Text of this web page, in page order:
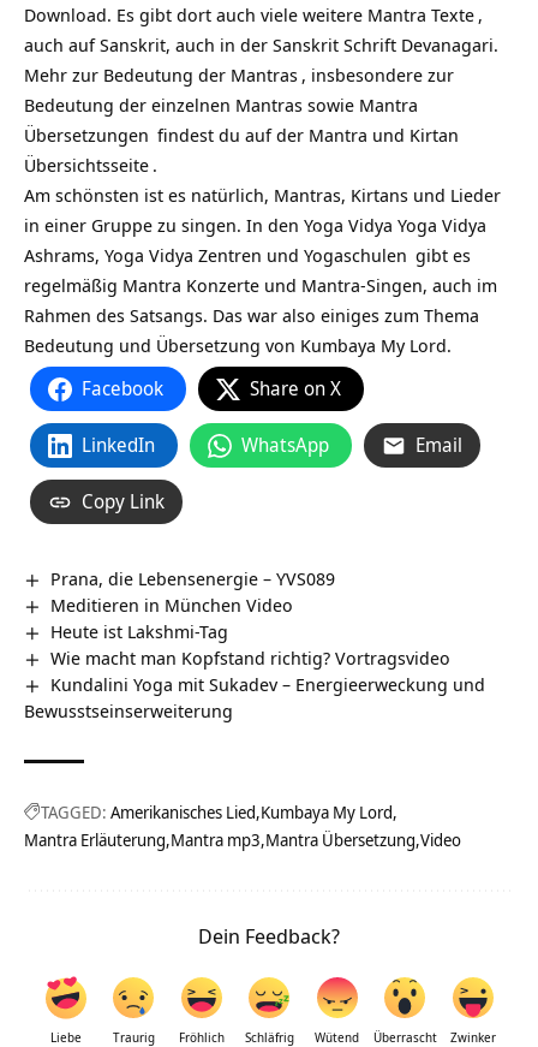
Download. Es gibt dort auch viele weitere Mantra Texte ,
auch auf Sanskrit, auch in der Sanskrit Schrift Devanagari.
Mehr zur Bedeutung der Mantras , insbesondere zur
Bedeutung der einzelnen Mantras sowie Mantra
Übersetzungen findest du aufder Mantra und Kirtan
Übersichtsseite .
Am schönsten ist es natürlich, Mantras, Kirtans und Lieder
in einer Gruppe zu singen. In den Yoga Vidya Yoga Vidya
Ashrams, Yoga Vidya Zentren und Yogaschulen gibt es
regelmäßig Mantra Konzerte und Mantra-Singen, auch im
Rahmen des Satsangs. Das war also einiges zum Thema
Bedeutung und Übersetzung von Kumbaya My Lord.
Facebook Share on X
LinkedIn WhatsApp Email
Copy Link
Prana, die Lebensenergie – YVS089
Meditieren in München Video
Heute ist Lakshmi-Tag
Wie macht man Kopfstand richtig? Vortragsvideo
Kundalini Yoga mit Sukadev – Energieerweckung und
Bewusstseinserweiterung
TAGGED: Amerikanisches Lied Kumbaya My Lord
Mantra Erläuterung Mantra mp3 Mantra Übersetzung Video
Dein Feedback?
Liebe Traurig Fröhlich Schläfrig Wütend Überrascht Zwinker